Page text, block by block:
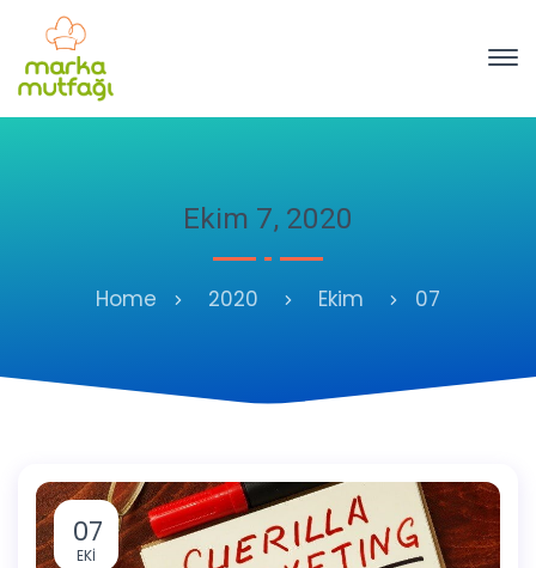
Ekim 7, 2020
Home 2020 Ekim 07
07
EKI